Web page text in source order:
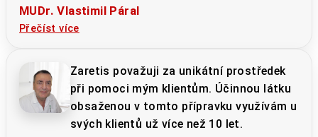
MUDr. Vlastimil Páral
Přečíst více
Zaretis považuji za unikátní prostředek
při pomoci mým klientům. Účinnou látku
obsaženou v tomto přípravku využívám u
svých klientů už více než 10 let.